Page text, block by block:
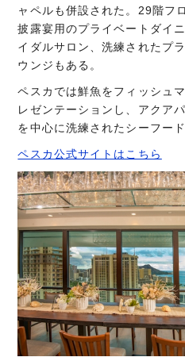
ャペルも併設された。29階フ
披露宴用のプライベートダイ
イダルサロン、洗練されたプ
ウンジもある。
ペスカでは鮮魚をフィッシュ
レゼンテーションし、アクア
を中心に洗練されたシーフー
ペスカ公式サイトはこちら